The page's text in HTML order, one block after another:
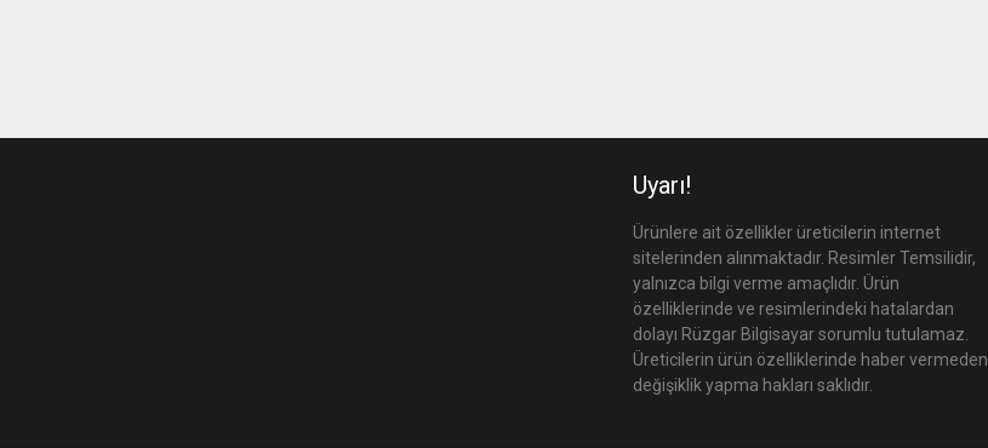
Uyarı!
Ürünlere ait özellikler üreticilerin internet
sitelerinden alınmaktadır. Resimler Temsilidir,
yalnızca bilgi verme amaçlıdır. Ürün
özelliklerinde ve resimlerindeki hatalardan
dolayı Rüzgar Bilgisayar sorumlu tutulamaz.
Üreticilerin ürün özelliklerinde haber vermeden
değişiklik yapma hakları saklıdır.